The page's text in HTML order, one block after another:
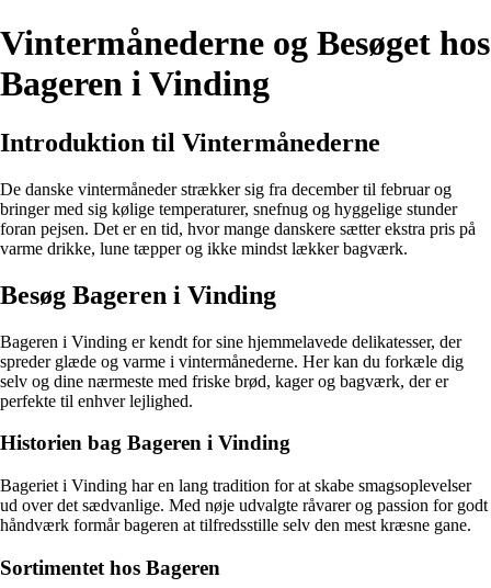
Vintermånederne og Besøget hos
Bageren i Vinding
Introduktion til Vintermånederne
De danske vintermåneder strækker sig fra december til februar og
bringer med sig kølige temperaturer, snefnug og hyggelige stunder
foran pejsen. Det er en tid, hvor mange danskere sætter ekstra pris på
varme drikke, lune tæpper og ikke mindst lækker bagværk.
Besøg Bageren i Vinding
Bageren i Vinding er kendt for sine hjemmelavede delikatesser, der
spreder glæde og varme i vintermånederne. Her kan du forkæle dig
selv og dine nærmeste med friske brød, kager og bagværk, der er
perfekte til enhver lejlighed.
Historien bag Bageren i Vinding
Bageriet i Vinding har en lang tradition for at skabe smagsoplevelser
ud over det sædvanlige. Med nøje udvalgte råvarer og passion for godt
håndværk formår bageren at tilfredsstille selv den mest kræsne gane.
Sortimentet hos Bageren